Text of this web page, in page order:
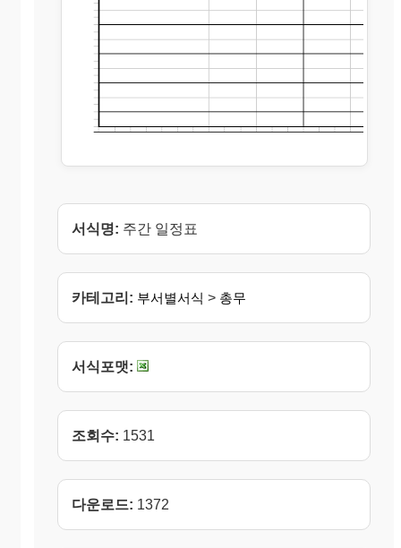
서식명: 주간 일정표
카테고리: 부서별서식 > 총무
서식포맷:
조회수: 1531
다운로드: 1372